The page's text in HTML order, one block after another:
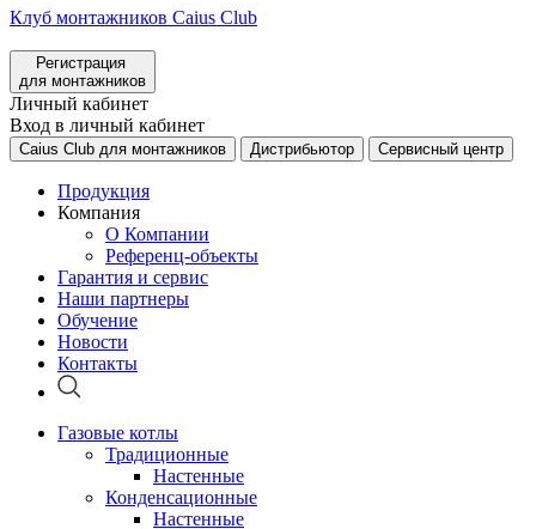
Клуб монтажников Caius Club
Регистрация
для монтажников
Личный кабинет
Вход в личный кабинет
Caius Club для монтажников Дистрибьютор Сервисный центр
Продукция
Компания
О Компании
Референц-объекты
Гарантия и сервис
Наши партнеры
Обучение
Новости
Контакты
Газовые котлы
Традиционные
Настенные
Конденсационные
Настенные